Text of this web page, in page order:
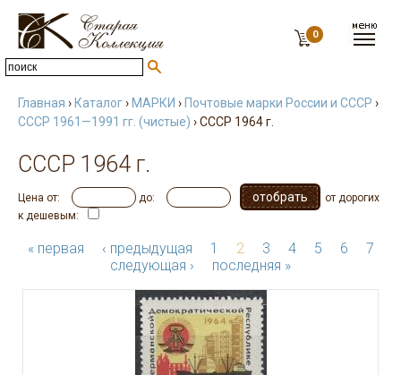
0
Главная › Каталог› МАРКИ › Почтовые марки России и СССР ›
СССР 1961—1991 гг. (чистые) › СССР 1964 г.
СССР 1964 г.
Цена от: до:
от дорогих
к дешевым:
« первая ‹ предыдущая 1 2 3 4 5 6
7
следующая ›
последняя »